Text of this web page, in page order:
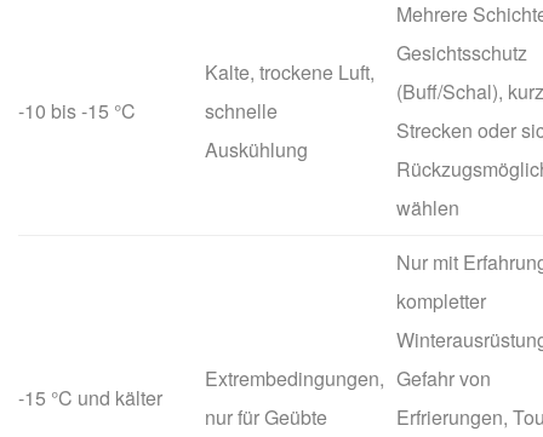
-10 bis -15 °C
Kalte, trockene Luft,
schnelle
Auskühlung
Mehrere
Gesichtsschutz
(Buff/Schal),
Strecken oder
wählen
-15 °C und kälter
Extrembedingungen,
nur für Geübte
Nur mit
kompletter
Gefahr von
Erfrierungen,